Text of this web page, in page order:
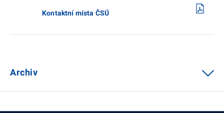
Kontaktní místa ČSÚ
Archiv